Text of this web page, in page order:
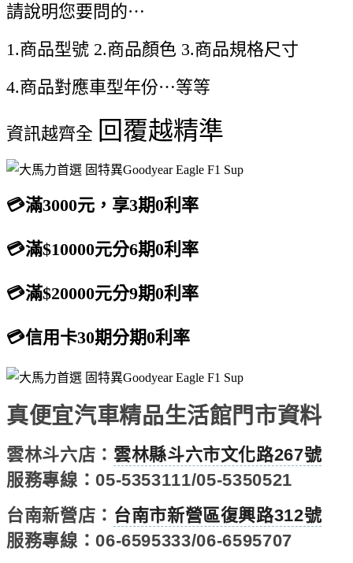
請說明您要問的⋯
1.商品型號 2.商品顏色 3.商品規格尺寸
4.商品對應車型年份⋯等等
資訊越齊全 回覆越精準
💳滿3000元，享3期0利率
💳滿$10000元分6期0利率
💳滿$20000元分9期0利率
💳信用卡30期分期0利率
真便宜汽車精品生活館門市資料
雲林斗六店： 雲林縣斗六市文化路267號
服務專線：05-5353111/05-5350521
台南新營店： 台南市新營區復興路312號
服務專線：06-6595333/06-6595707